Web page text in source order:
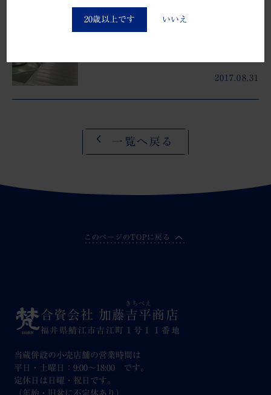
20歳以上です いいえ
2017.08.31
一覧へ戻る
このページのTOPに戻る
合資会社 加藤 吉平
きちべえ
商店
福井県鯖江市吉江町１号１１番地
当蔵併設の小売店舗の営業時間は
平日・土曜日：9:00～18:00 です。
定休日は日曜・祝日です。